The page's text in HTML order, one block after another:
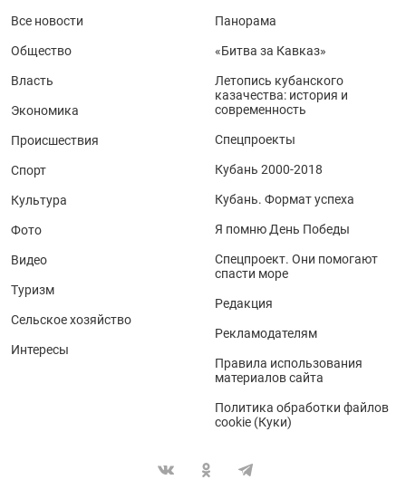
Все новости
Общество
Власть
Экономика
Происшествия
Спорт
Культура
Фото
Видео
Туризм
Сельское хозяйство
Интересы
Панорама
«Битва за Кавказ»
Летопись кубанского
казачества: история и
современность
Спецпроекты
Кубань 2000-2018
Кубань. Формат успеха
Я помню День Победы
Спецпроект. Они помогают
спасти море
Редакция
Рекламодателям
Правила использования
материалов сайта
Политика обработки файлов
cookie (Куки)